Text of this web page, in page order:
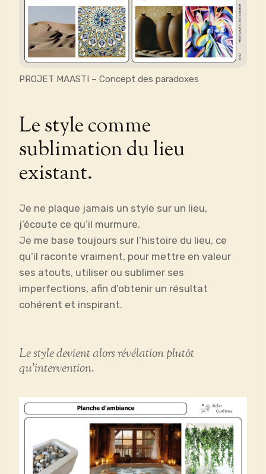
PROJET MAASTI – Concept des paradoxes
Le style comme
sublimation du lieu
existant.
Je ne plaque jamais un style sur un lieu,
j’écoute ce qu’il murmure.
Je me base toujours sur l’histoire du lieu, ce
qu’il raconte vraiment, pour mettre en valeur
ses atouts, utiliser ou sublimer ses
imperfections, afin d’obtenir un résultat
cohérent et inspirant.
Le style devient alors révélation plutôt
qu’intervention.